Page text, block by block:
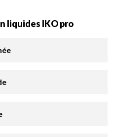
liquides IKO pro